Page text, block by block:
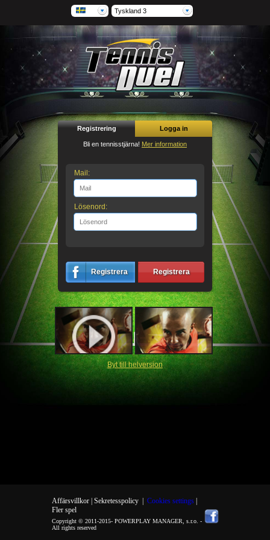
Tyskland 3
Registrering Logga in
Bli en tennisstjärna! Mer information
Mail:
Lösenord:
Registrera Registrera
Byt till helversion
Affärsvillkor | Sekretesspolicy| Cookies settings
Fler spel
Copyright © 2011-2015- POWERPLAY MANAGER, s.r.o. -
All rights reserved